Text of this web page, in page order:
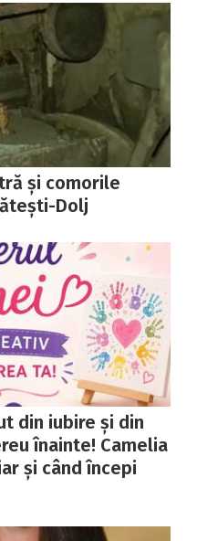
și comorile
Dolj
din iubire și din
înainte! Camelia
și când începi